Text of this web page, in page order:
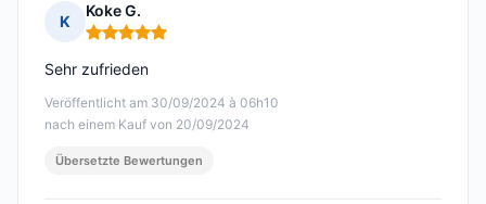
K
Koke G.
Hinweis: 5 von 5
Veröffentlicht am 30/09/2024 à 06h10
nach einem Kauf von 20/09/2024
Sehr zufrieden
Übersetzte Bewertungen